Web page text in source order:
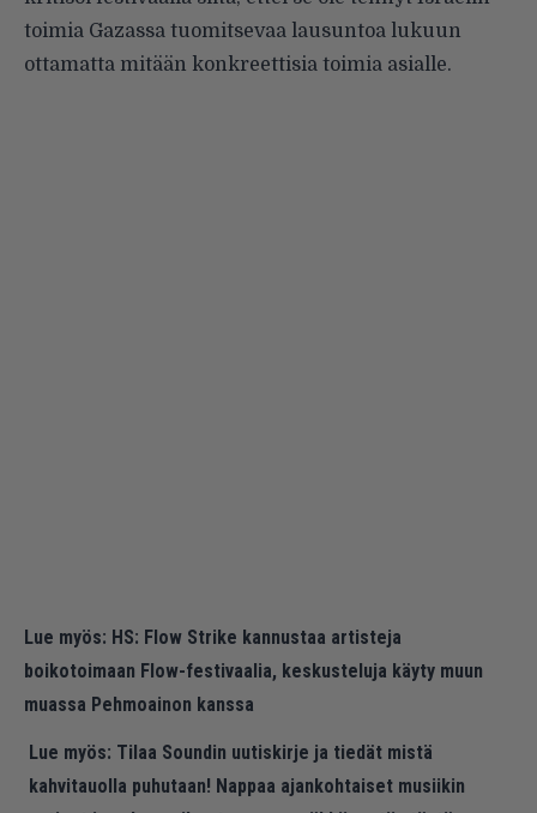
toimia Gazassa tuomitsevaa lausuntoa lukuun
ottamatta mitään konkreettisia toimia asialle.
Lue myös: HS: Flow Strike kannustaa artisteja
boikotoimaan Flow-festivaalia, keskusteluja käyty muun
muassa Pehmoainon kanssa
Lue myös: Tilaa Soundin uutiskirje ja tiedät mistä
kahvitauolla puhutaan! Nappaa ajankohtaiset musiikin